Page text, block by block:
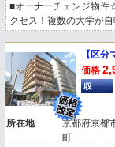
■オーナーチェンジ物件
クセス！複数の大学が
【区
価格
所在地
京都府京都
町